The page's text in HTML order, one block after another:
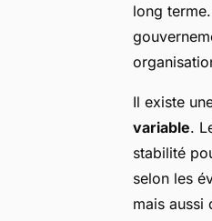
long
Il existe
variable.
stabilité
selon les
mais aussi